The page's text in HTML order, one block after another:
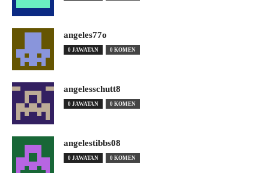
angeles77o
0 JAWATAN 0 KOMEN
angelesschutt8
0 JAWATAN 0 KOMEN
angelestibbs08
0 JAWATAN 0 KOMEN